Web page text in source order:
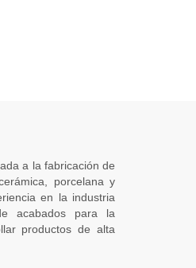
a la fabricación de
porcelana y
en la industria
acabados para la
productos de alta